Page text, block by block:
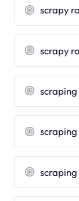
scrapy
scrapy